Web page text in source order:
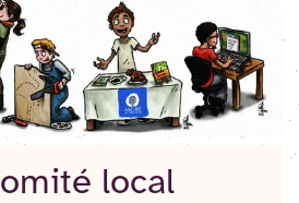
local